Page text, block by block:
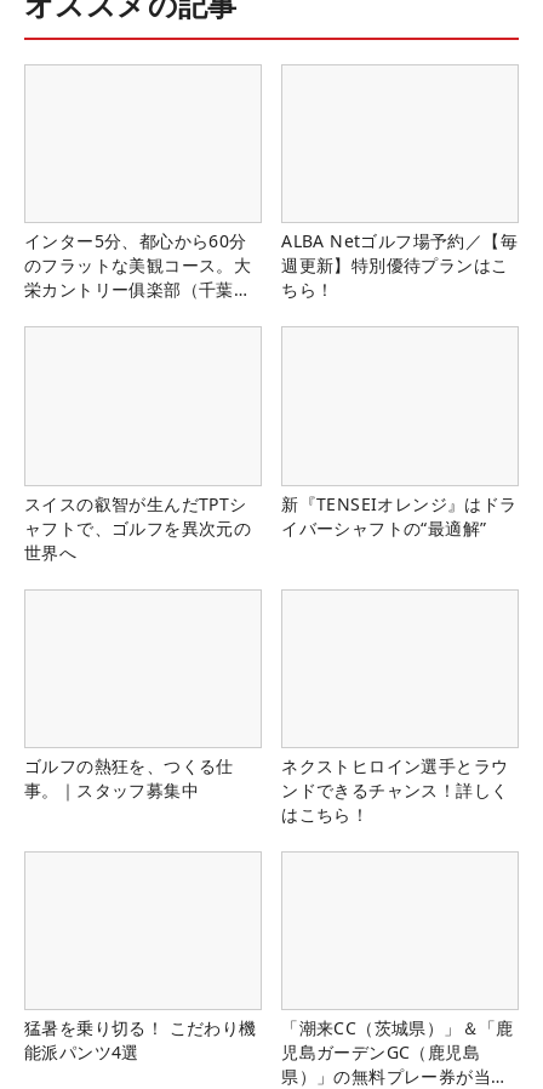
インター5分、都心から60分
のフラットな美観コース。大
栄カントリー俱楽部（千葉
ALBA Netゴルフ場予約／【毎
週更新】特別優待プランはこ
ちら！
スイスの叡智が生んだTPTシ
ャフトで、ゴルフを異次元の
世界へ
新『TENSEIオレンジ』はドラ
イバーシャフトの“最適解”
ゴルフの熱狂を、つくる仕
事。｜スタッフ募集中
ネクストヒロイン選手とラウ
ンドできるチャンス！詳しく
はこちら！
猛暑を乗り切る！ こだわり機
能派パンツ4選
「潮来CC（茨城県）」＆「鹿
児島ガーデンGC（鹿児島
県）」の無料プレー券が当た